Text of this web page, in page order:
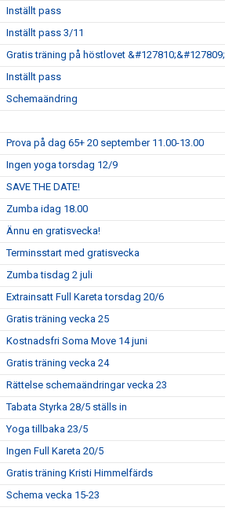
Inställt pass
Inställt pass 3/11
Gratis träning på höstlovet &#127810;&#127809;
Inställt pass
Schemaändring
Prova på dag 65+ 20 september 11.00-13.00
Ingen yoga torsdag 12/9
SAVE THE DATE!
Zumba idag 18.00
Ännu en gratisvecka!
Terminsstart med gratisvecka
Zumba tisdag 2 juli
Extrainsatt Full Kareta torsdag 20/6
Gratis träning vecka 25
Kostnadsfri Soma Move 14 juni
Gratis träning vecka 24
Rättelse schemaändringar vecka 23
Tabata Styrka 28/5 ställs in
Yoga tillbaka 23/5
Ingen Full Kareta 20/5
Gratis träning Kristi Himmelfärds
Schema vecka 15-23